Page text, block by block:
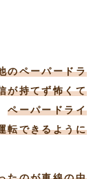
のペーパードラ
が持てず怖くて
ペーパードライ
転できるように